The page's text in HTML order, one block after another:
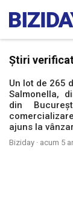
Știri
Un lot de 265
Salmonella,
din
ajuns la
Biziday · acum 5